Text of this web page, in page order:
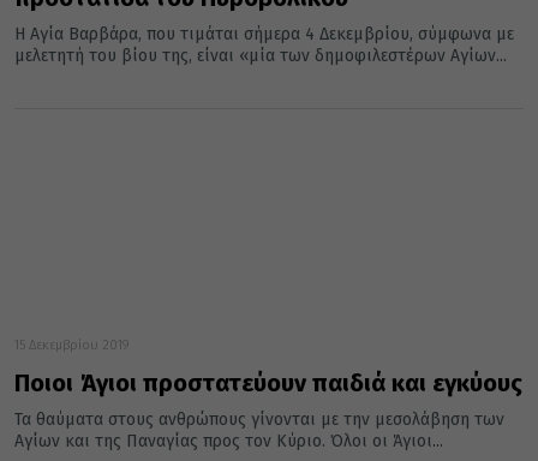
H Αγία Βαρβάρα, που τιμάται σήμερα 4 Δεκεμβρίου, σύμφωνα με
μελετητή του βίου της, είναι «μία των δημοφιλεστέρων Aγίων...
15 Δεκεμβρίου 2019
Ποιοι Άγιοι προστατεύουν παιδιά και εγκύους
Τα θαύματα στους ανθρώπους γίνονται με την μεσολάβηση των
Αγίων και της Παναγίας προς τον Κύριο. Όλοι οι Άγιοι...